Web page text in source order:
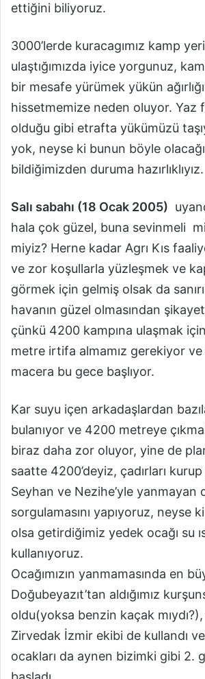
ettiğini biliyoruz.
3000’lerde kuracagımız kamp
ulaştığımızda iyice yorgunuz,
bir mesafe yürümek yükün
hissetmemize neden oluyor. Yaz
olduğu gibi etrafta yükümüzü
yok, neyse ki bunun böyle
bildiğimizden duruma hazırlıklıyız.
Salı sabahı (18 Ocak 2005)
hala çok güzel, buna sevinmeli
miyiz? Herne kadar Agrı Kıs
ve zor koşullarla yüzleşmek ve
görmek için gelmiş olsak da
havanın güzel olmasından
çünkü 4200 kampına ulaşmak
metre irtifa almamız gerekiyor ve
macera bu gece başlıyor.
Kar suyu içen arkadaşlardan
bulanıyor ve 4200 metreye
biraz daha zor oluyor, yine de
saatte 4200’deyiz, çadırları
Seyhan ve Nezihe’yle yanmayan
sorgulamasını yapıyoruz, neyse
olsa getirdiğimiz yedek ocağı su
kullanıyoruz.
Ocağımızın yanmamasında en
Doğubeyazıt’tan aldığımız
oldu(yoksa benzin kaçak
Zirvedak İzmir ekibi de kullandı
ocakları da aynen bizimki gibi 2.